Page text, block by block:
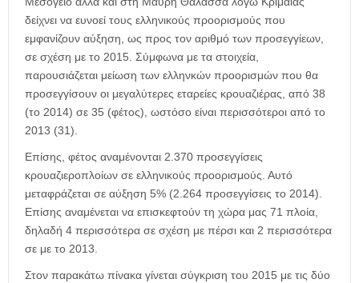
δείχνει να ευνοεί τους ελληνικούς προορισμούς που
εμφανίζουν αύξηση, ως προς τον αριθμό των προσεγγίεων,
σε σχέση με το 2015. Σύμφωνα με τα στοιχεία,
παρουσιάζεται μείωση των ελληνκών προορισμών που θα
προσεγγίσουν οι μεγαλύτερες εταρείες κρουαζιέρας, από 38
(το 2014) σε 35 (φέτος), ωστόσο είναι περισσότεροι από το
2013 (31).
Επίσης, φέτος αναμένονται 2.370 προσεγγίσεις
κρουαζιεροπλοίων σε ελληνικούς προορισμούς. Αυτό
μεταφράζεται σε αύξηση 5% (2.264 προσεγγίσεις το 2014).
Επίσης αναμένεται να επισκεφτούν τη χώρα μας 71 πλοία,
δηλαδή 4 περισσότερα σε σχέση με πέρσι και 2 περισσότερα
σε με το 2013.
Στον παρακάτω πίνακα γίνεται σύγκριση του 2015 με τις δύο